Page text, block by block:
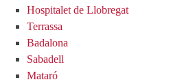
Hospitalet de Llobregat
Terrassa
Badalona
Sabadell
Mataró